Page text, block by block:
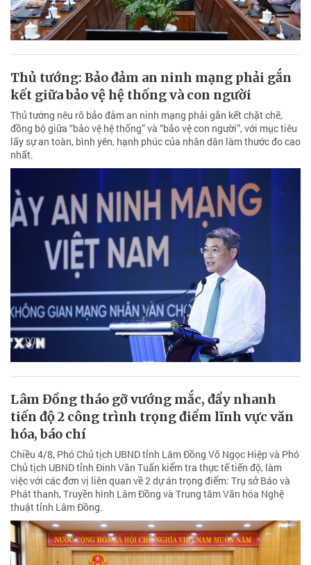
Thủ tướng: Bảo đảm an ninh mạng phải gắn
kết giữa bảo vệ hệ thống và con người
Thủ tướng nêu rõ bảo đảm an ninh mạng phải gắn kết chặt chẽ,
đồng bộ giữa “bảo vệ hệ thống” và “bảo vệ con người”, với mục tiêu
lấy sự an toàn, bình yên, hạnh phúc của nhân dân làm thước đo cao
nhất.
Lâm Đồng tháo gỡ vướng mắc, đẩy nhanh
tiến độ 2 công trình trọng điểm lĩnh vực văn
hóa, báo chí
Chiều 4/8, Phó Chủ tịch UBND tỉnh Lâm Đồng Võ Ngọc Hiệp và Phó
Chủ tịch UBND tỉnh Đinh Văn Tuấn kiểm tra thực tế tiến độ, làm
việc với các đơn vị liên quan về 2 dự án trọng điểm: Trụ sở Báo và
Phát thanh, Truyền hình Lâm Đồng và Trung tâm Văn hóa Nghệ
thuật tỉnh Lâm Đồng.